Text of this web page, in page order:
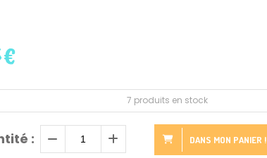
€
7 produits en stock
: DANS MON PANIER !